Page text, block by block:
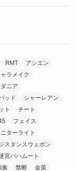
RMT
アシエン
ラメイク
ニア
ッド
シャーレアン
ト
チート
フェイス
ターライト
スタンスウェポン
宮バハムート
奏 禁断
金策